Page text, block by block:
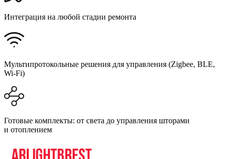
Интеграция на любой стадии ремонта
Мультипротокольные решения для управления (Zigbee, BLE,
Wi-Fi)
Готовые комплекты: от света до управления шторами
и отоплением